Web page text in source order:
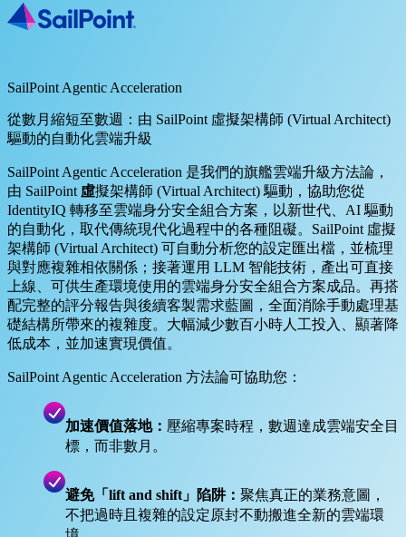
SailPoint Agentic Acceleration
從數月縮短至數週：由 SailPoint 虛擬架構師 (Virtual Architect)
驅動的自動化雲端升級
SailPoint Agentic Acceleration 是我們的旗艦雲端升級方法論，
由 SailPoint 虛擬架構師 (Virtual Architect) 驅動，協助您從
IdentityIQ 轉移至雲端身分安全組合方案，以新世代、AI 驅動
的自動化，取代傳統現代化過程中的各種阻礙。SailPoint 虛擬
架構師 (Virtual Architect) 可自動分析您的設定匯出檔，並梳理
與對應複雜相依關係；接著運用 LLM 智能技術，產出可直接
上線、可供生產環境使用的雲端身分安全組合方案成品。再搭
配完整的評分報告與後續客製需求藍圖，全面消除手動處理基
礎結構所帶來的複雜度。大幅減少數百小時人工投入、顯著降
低成本，並加速實現價值。
SailPoint Agentic Acceleration 方法論可協助您：
加速價值落地： 壓縮專案時程，數週達成雲端安全目
標，而非數月。
避免「lift and shift」陷阱： 聚焦真正的業務意圖，
不把過時且複雜的設定原封不動搬進全新的雲端環